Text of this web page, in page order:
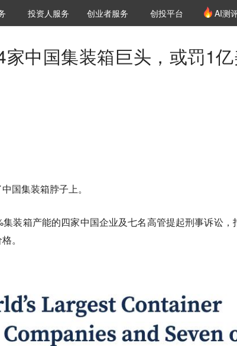
VClub投资机构库
投资机构职位推介
投资人服务 创投氪堂
创业者服务 创投平台 AI测
中国集装箱巨头，或罚1
国集装箱脖子上。
装箱产能的四家中国企业及七名高管提起刑事诉讼，
。